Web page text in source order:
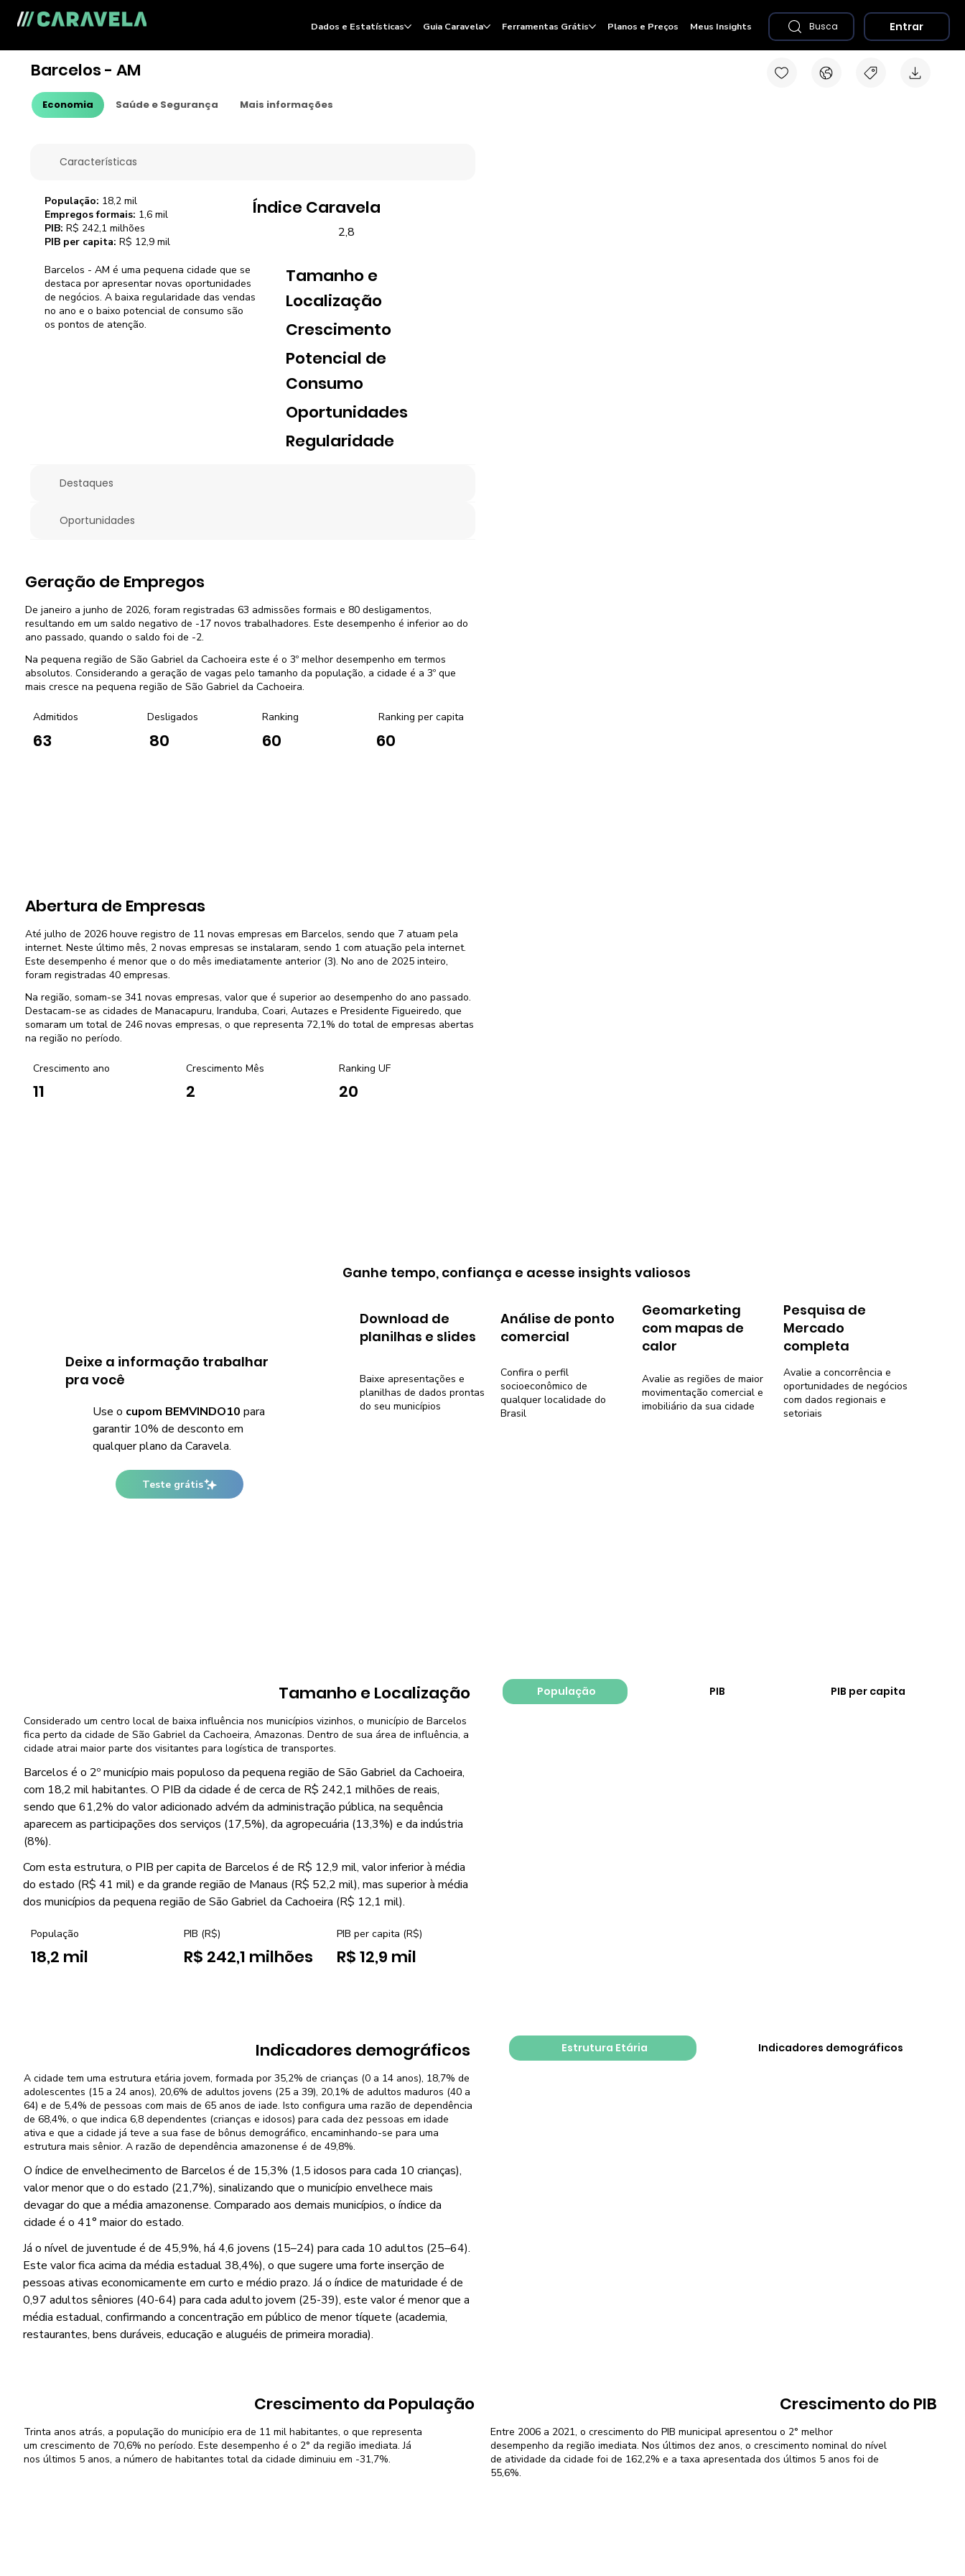
Características
Barcelos - AM é uma pequena cidade que se
destaca por apresentar novas oportunidades
de negócios. A baixa regularidade das vendas
no ano e o baixo potencial de consumo são
os pontos de atenção.
Índice Caravela
2,8
Tamanho e
Localização
Crescimento
Potencial de
Consumo
Oportunidades
Regularidade
População: 18,2 mil
Empregos formais: 1,6 mil
PIB: R$ 242,1 milhões
PIB per capita: R$ 12,9 mil
Destaques
Oportunidades
Geração de Empregos
De janeiro a junho de 2026, foram registradas 63 admissões formais e 80 desligamentos,
resultando em um saldo negativo de -17 novos trabalhadores. Este desempenho é inferior ao do
ano passado, quando o saldo foi de -2.
Na pequena região de São Gabriel da Cachoeira este é o 3º melhor desempenho em termos
absolutos. Considerando a geração de vagas pelo tamanho da população, a cidade é a 3º que
mais cresce na pequena região de São Gabriel da Cachoeira.
Admitidos
63
Desligados
80
Ranking
60
Ranking per capita
60
Abertura de Empresas
Até julho de 2026 houve registro de 11 novas empresas em Barcelos, sendo que 7 atuam pela
internet. Neste último mês, 2 novas empresas se instalaram, sendo 1 com atuação pela internet.
Este desempenho é menor que o do mês imediatamente anterior (3). No ano de 2025 inteiro,
foram registradas 40 empresas.
Na região, somam-se 341 novas empresas, valor que é superior ao desempenho do ano passado.
Destacam-se as cidades de Manacapuru, Iranduba, Coari, Autazes e Presidente Figueiredo, que
somaram um total de 246 novas empresas, o que representa 72,1% do total de empresas abertas
na região no período.
Crescimento ano
11
Crescimento Mês
2
Ranking UF
20
Deixe a informação trabalhar
pra você
Use o cupom BEMVINDO10 para
garantir 10% de desconto em
qualquer plano da Caravela.
Teste grátis
Download de
planilhas e slides
Baixe apresentações e
planilhas de dados prontas
do seu municípios
Análise de ponto
comercial
Confira o perfil
socioeconômico de
qualquer localidade do
Brasil
Geomarketing
com mapas de
calor
Avalie as regiões de maior
movimentação comercial e
imobiliário da sua cidade
Pesquisa de
Mercado
completa
Avalie a concorrência e
oportunidades de negócios
com dados regionais e
setoriais
Ganhe tempo, confiança e acesse insights valiosos
População PIB PIB per capita
Estrutura Etária Indicadores demográficos
Tamanho e Localização
Considerado um centro local de baixa influência nos municípios vizinhos, o município de Barcelos
fica perto da cidade de São Gabriel da Cachoeira, Amazonas. Dentro de sua área de influência, a
cidade atrai maior parte dos visitantes para logística de transportes.
Barcelos é o 2º município mais populoso da pequena região de São Gabriel da Cachoeira,
com 18,2 mil habitantes. O PIB da cidade é de cerca de R$ 242,1 milhões de reais,
sendo que 61,2% do valor adicionado advém da administração pública, na sequência
aparecem as participações dos serviços (17,5%), da agropecuária (13,3%) e da indústria
(8%).
Com esta estrutura, o PIB per capita de Barcelos é de R$ 12,9 mil, valor inferior à média
do estado (R$ 41 mil) e da grande região de Manaus (R$ 52,2 mil), mas superior à média
dos municípios da pequena região de São Gabriel da Cachoeira (R$ 12,1 mil).
População
18,2 mil
PIB (R$)
R$ 242,1 milhões
PIB per capita (R$)
R$ 12,9 mil
Indicadores demográficos
A cidade tem uma estrutura etária jovem, formada por 35,2% de crianças (0 a 14 anos), 18,7% de
adolescentes (15 a 24 anos), 20,6% de adultos jovens (25 a 39), 20,1% de adultos maduros (40 a
64) e de 5,4% de pessoas com mais de 65 anos de iade. Isto configura uma razão de dependência
de 68,4%, o que indica 6,8 dependentes (crianças e idosos) para cada dez pessoas em idade
ativa e que a cidade já teve a sua fase de bônus demográfico, encaminhando-se para uma
estrutura mais sênior. A razão de dependência amazonense é de 49,8%.
O índice de envelhecimento de Barcelos é de 15,3% (1,5 idosos para cada 10 crianças),
valor menor que o do estado (21,7%), sinalizando que o município envelhece mais
devagar do que a média amazonense. Comparado aos demais municípios, o índice da
cidade é o 41° maior do estado.
Já o nível de juventude é de 45,9%, há 4,6 jovens (15–24) para cada 10 adultos (25–64).
Este valor fica acima da média estadual 38,4%), o que sugere uma forte inserção de
pessoas ativas economicamente em curto e médio prazo. Já o índice de maturidade é de
0,97 adultos sêniores (40-64) para cada adulto jovem (25-39), este valor é menor que a
média estadual, confirmando a concentração em público de menor tíquete (academia,
restaurantes, bens duráveis, educação e aluguéis de primeira moradia).
Crescimento da População
Trinta anos atrás, a população do município era de 11 mil habitantes, o que representa
um crescimento de 70,6% no período. Este desempenho é o 2° da região imediata. Já
nos últimos 5 anos, a número de habitantes total da cidade diminuiu em -31,7%.
Crescimento do PIB
Entre 2006 a 2021, o crescimento do PIB municipal apresentou o 2° melhor
desempenho da região imediata. Nos últimos dez anos, o crescimento nominal do nível
de atividade da cidade foi de 162,2% e a taxa apresentada dos últimos 5 anos foi de
55,6%.
Economia Saúde e Segurança Mais informações
Barcelos - AM
Dados e Estatísticas Guia Caravela Ferramentas Grátis Planos e Preços Meus Insights Busca Entrar